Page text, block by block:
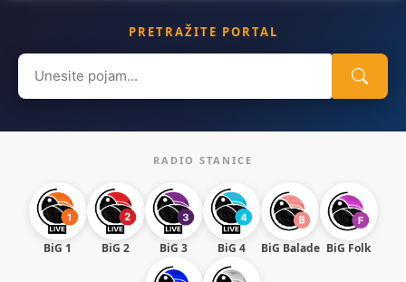
PRETRAŽITE PORTAL
Search
for:
RADIO STANICE
BiG 1 BiG 2 BiG 3 BiG 4 BiG Balade BiG Folk